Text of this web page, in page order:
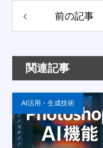
前の記事
関連記事
AI活用・生成技術